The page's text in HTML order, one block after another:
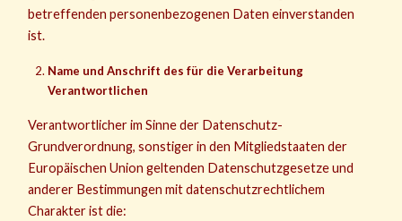
betreffenden personenbezogenen Daten einverstanden
ist.
Name und Anschrift des für die Verarbeitung
Verantwortlichen
Verantwortlicher im Sinne der Datenschutz-
Grundverordnung, sonstiger in den Mitgliedstaaten der
Europäischen Union geltenden Datenschutzgesetze und
anderer Bestimmungen mit datenschutzrechtlichem
Charakter ist die: